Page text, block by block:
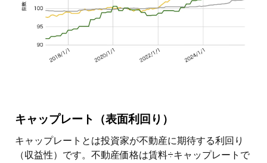
キャップレート（表面利回り）
キャップレートとは投資家が不動産に期待する利回り
（収益性）です。不動産価格は賃料÷キャップレートで